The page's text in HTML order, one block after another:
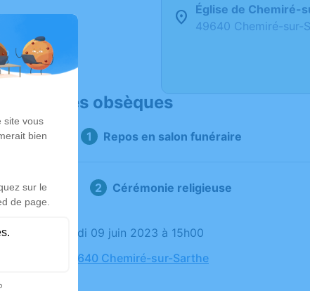
Église de Chemiré-
49640 Chemiré-sur-
Déroulé des obsèques
Repos en salon funéraire
Cérémonie religieuse
Le vendredi 09 juin 2023 à 15h00
Église, 49640 Chemiré-sur-Sarthe